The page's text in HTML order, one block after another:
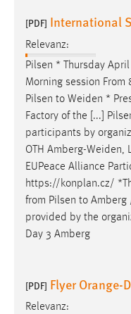
[PDF] International
Relevanz:
Pilsen * Thursday
Morning session
Pilsen to Weiden *
Factory of the [...]
participants by
OTH Amberg-Weiden,
EUPeace Alliance
https://konplan.cz/
from Pilsen to Amberg
provided by the
Day 3 Amberg
[PDF] Flyer Orange-
Relevanz: